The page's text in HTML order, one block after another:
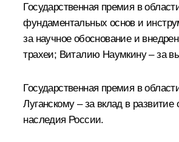
Государственная премия в
фундаментальных основ и
за научное обоснование и
трахеи; Виталию Наумкину – за
Государственная премия в
Луганскому – за вклад в
наследия России.